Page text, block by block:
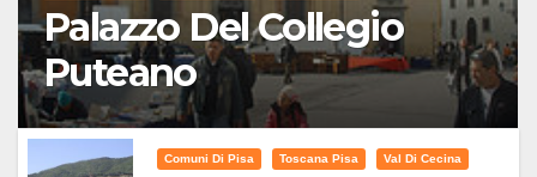
Palazzo Del Collegio
Puteano
Comuni Di Pisa Toscana Pisa Val Di Cecina